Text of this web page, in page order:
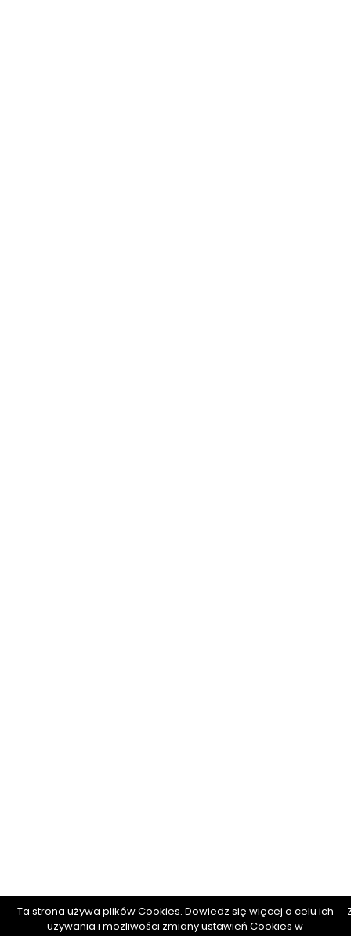
Ta strona używa plików Cookies. Dowiedz się więcej o celu ich
używania i możliwości zmiany ustawień Cookies w